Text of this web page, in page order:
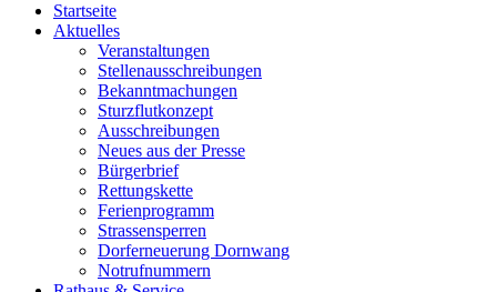
Startseite
Aktuelles
Veranstaltungen
Stellenausschreibungen
Bekanntmachungen
Sturzflutkonzept
Ausschreibungen
Neues aus der Presse
Bürgerbrief
Rettungskette
Ferienprogramm
Strassensperren
Dorferneuerung Dornwang
Notrufnummern